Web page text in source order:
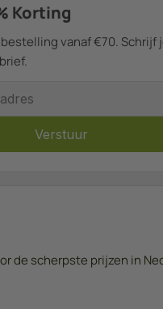
Korting
vanaf €70. Schrijf
Verstuur
de scherpste prijzen in